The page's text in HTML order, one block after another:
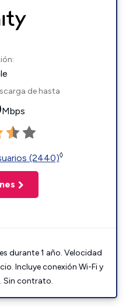
de hasta
Mbps
(2440)◊
durante 1 año. Velocidad
Incluye conexión Wi-Fi y
Sin contrato.